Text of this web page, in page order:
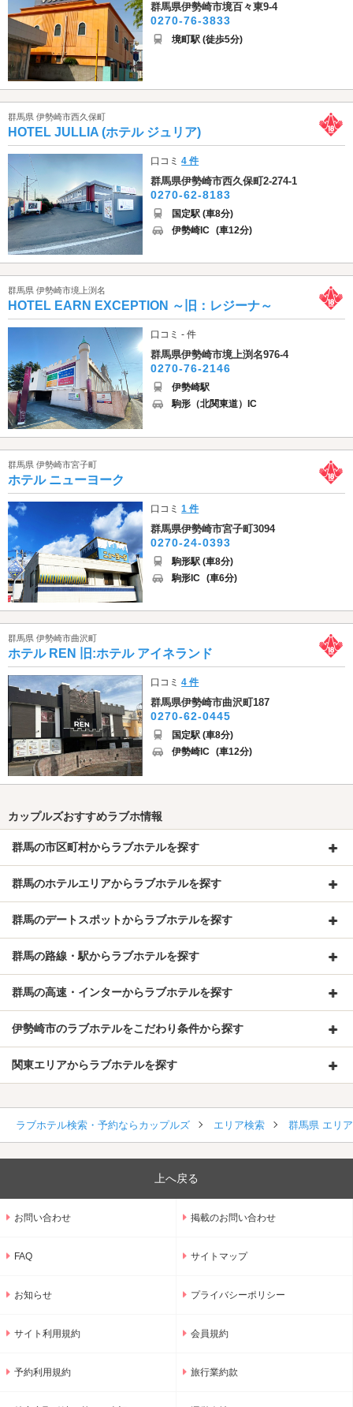
群馬県伊勢崎市境百々東9-4
0270-76-3833
境町駅 (徒歩5分)
群馬県 伊勢崎市西久保町
HOTEL JULLIA (ホテル ジュリア)
口コミ4 件
群馬県伊勢崎市西久保町2-274-1
0270-62-8183
国定駅 (車8分)
伊勢崎IC (車12分)
群馬県 伊勢崎市境上渕名
HOTEL EARN EXCEPTION ～旧：レジーナ～
口コミ - 件
群馬県伊勢崎市境上渕名976-4
0270-76-2146
伊勢崎駅
駒形（北関東道）IC
群馬県 伊勢崎市宮子町
ホテル ニューヨーク
口コミ1 件
群馬県伊勢崎市宮子町3094
0270-24-0393
駒形駅 (車8分)
駒形IC (車6分)
群馬県 伊勢崎市曲沢町
ホテル REN 旧:ホテル アイネランド
口コミ4 件
群馬県伊勢崎市曲沢町187
0270-62-0445
国定駅 (車8分)
伊勢崎IC (車12分)
カップルズおすすめラブホ情報
群馬の市区町村からラブホテルを探す
群馬のホテルエリアからラブホテルを探す
群馬のデートスポットからラブホテルを探す
群馬の路線・駅からラブホテルを探す
群馬の高速・インターからラブホテルを探す
伊勢崎市のラブホテルをこだわり条件から探す
関東エリアからラブホテルを探す
ラブホテル検索・予約ならカップルズ エリア検索 群馬県 エリ
上へ戻る
お問い合わせ 掲載のお問い合わせ
FAQ サイトマップ
お知らせ プライバシーポリシー
サイト利用規約 会員規約
予約利用規約 旅行業約款